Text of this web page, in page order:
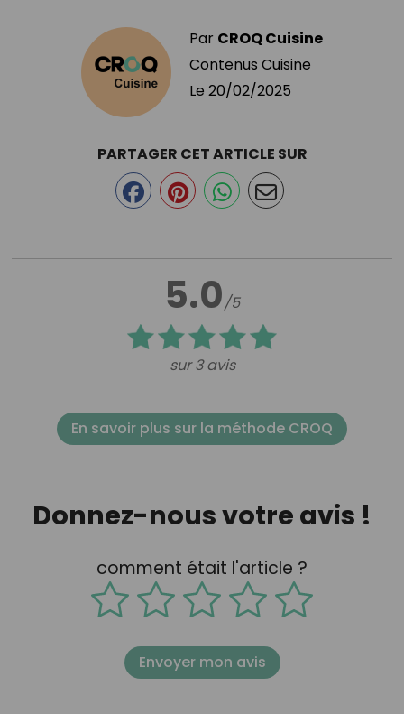
Par CROQ Cuisine
Contenus Cuisine
Le 20/02/2025
5.0/5
sur 3 avis
PARTAGER CET ARTICLE SUR
En savoir plus sur la méthode CROQ
Donnez-nous votre avis !
comment était l'article ?
Envoyer mon avis